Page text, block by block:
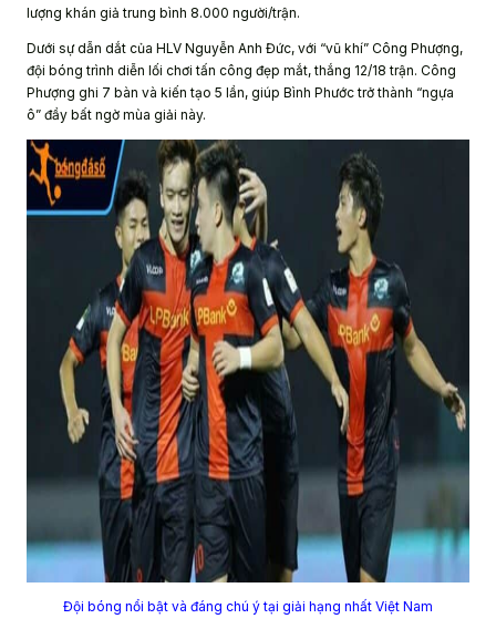
lượng khán giả trung bình 8.000 người/trận.
Dưới sự dẫn dắt của HLV Nguyễn Anh Đức, với “vũ khí” Công Phượng,
đội bóng trình diễn lối chơi tấn công đẹp mắt, thắng 12/18 trận. Công
Phượng ghi 7 bàn và kiến tạo 5 lần, giúp Bình Phước trở thành “ngựa
ô” đầy bất ngờ mùa giải này.
Đội bóng nổi bật và đáng chú ý tại giải hạng nhất Việt Nam